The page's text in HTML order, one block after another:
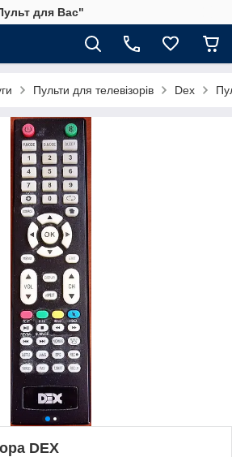
для Вас"
Пульти для телевізорів Dex
DEX